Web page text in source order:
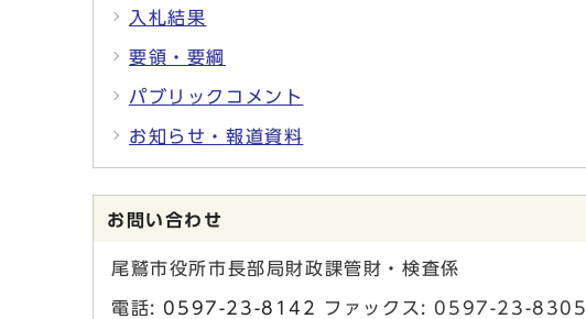
入札結果
要領・要綱
パブリックコメント
お知らせ・報道資料
お問い合わせ
尾鷲市役所市長部局財政課管財・検査係
電話: 0597-23-8142 ファックス: 0597-23-8305